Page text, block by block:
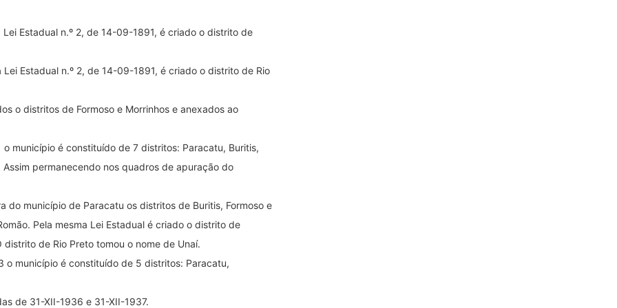
Estadual n.º 2, de 14-09-1891, é criado o distrito de
Estadual n.º 2, de 14-09-1891, é criado o distrito de Rio
o distritos de Formoso e Morrinhos e anexados ao
município é constituído de 7 distritos: Paracatu, Buritis,
Assim permanecendo nos quadros de apuração do
município de Paracatu os distritos de Buritis, Formoso e
Pela mesma Lei Estadual é criado o distrito de
de Rio Preto tomou o nome de Unaí.
o município é constituído de 5 distritos: Paracatu,
de 31-XII-1936 e 31-XII-1937.